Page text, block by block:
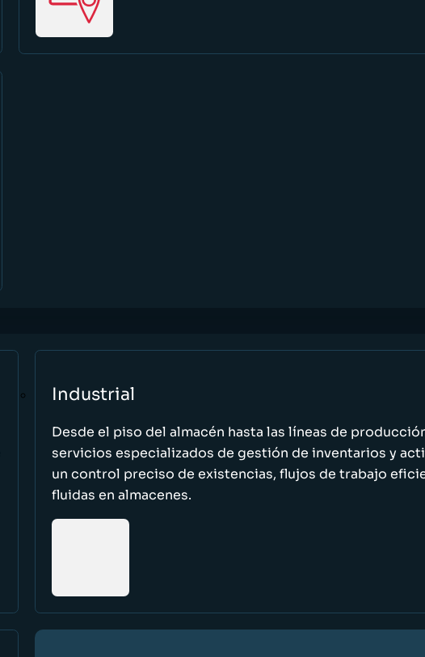
Industrial
Desde el piso del almacén hasta las líneas de
servicios especializados de gestión de inventarios y
un control preciso de existencias, flujos de trabajo
fluidas en almacenes.